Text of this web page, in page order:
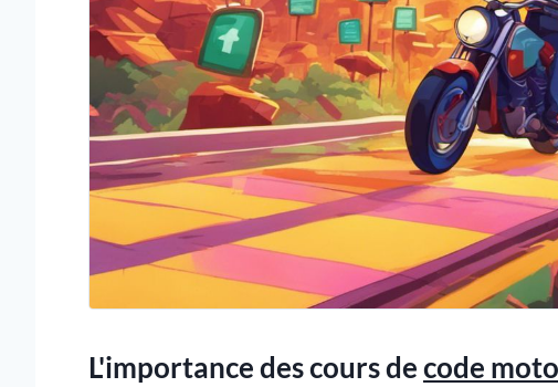
L'importance des cours decode moto